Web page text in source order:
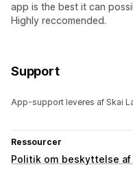
app is the best it can
Highly reccomended.
Support
App-support leveres af Skai
Ressourcer
Politik om beskyttelse